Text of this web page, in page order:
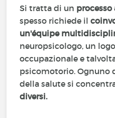
Si tratta di un
spesso richiede il
un'équipe
neuropsicologo, un
occupazionale e
psicomotorio. Ognuno
della salute si
diversi.